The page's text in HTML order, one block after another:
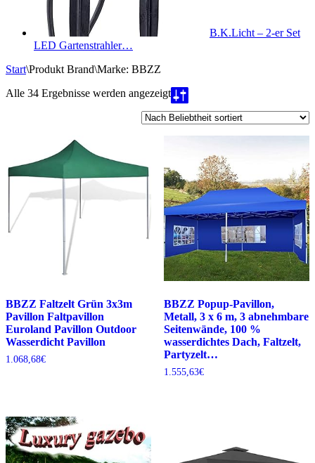
B.K.Licht – 2-er Set
LED Gartenstrahler…
Start\Produkt Brand\Marke: BBZZ
Alle 34 Ergebnisse werden angezeigtNach
Beliebtheit
sortiert
BBZZ Faltzelt Grün 3x3m
Pavillon Faltpavillon
Euroland Pavillon Outdoor
Wasserdicht Pavillon
1.068,68€
BBZZ Popup-Pavillon,
Metall, 3 x 6 m, 3 abnehmbare
Seitenwände, 100 %
wasserdichtes Dach, Faltzelt,
Partyzelt…
1.555,63€